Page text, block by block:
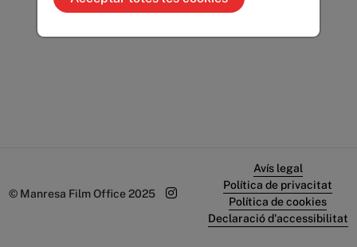
© Manresa Film Office 2025
Avís legal
Política de privacitat
Política de cookies
Declaració d'accessibilitat